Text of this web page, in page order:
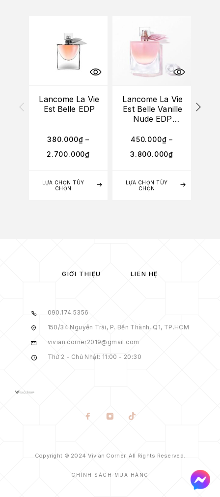
LỰA CHỌN TÙY
CHỌN
Lancome La Vie
Est Belle EDP
380.000₫ –
2.700.000₫
LỰA CHỌN TÙY
CHỌN
Lancome La Vie
Est Belle Vanille
Nude EDP
450.000₫ –
3.800.000₫
GIỚI THIỆU LIÊN HỆ
090.174.5356
150/34 Nguyễn Trãi, P. Bến Thành, Q1, TP.HCM
vivian.corner2019@gmail.com
Thứ 2 - Chủ Nhật: 11:00 - 20:30
Copyright © 2024 Vivian Corner. All Rights Reserved.
CHÍNH SÁCH MUA HÀNG